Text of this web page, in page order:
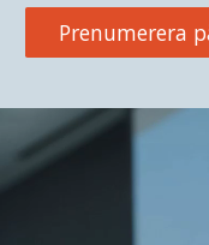
Prenumerera